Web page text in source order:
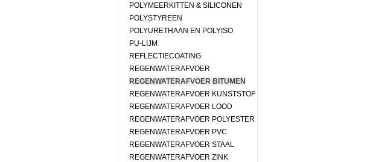
POLYMEERKITTEN & SILICONEN
POLYSTYREEN
POLYURETHAAN EN POLYISO
PU-LIJM
REFLECTIECOATING
REGENWATERAFVOER
REGENWATERAFVOER BITUMEN
REGENWATERAFVOER KUNSTSTOF
REGENWATERAFVOER LOOD
REGENWATERAFVOER POLYESTER
REGENWATERAFVOER PVC
REGENWATERAFVOER STAAL
REGENWATERAFVOER ZINK